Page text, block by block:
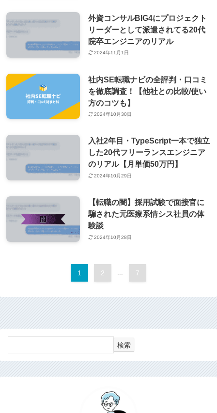
外資コンサルBIG4にプロジェクト
リーダーとして派遣されてる20代
院卒エンジニアのリアル
2024年11月1日
社内SE転職ナビの全評判・口コミ
を徹底調査！【他社との比較/使い
方のコツも】
2024年10月30日
入社2年目・TypeScript一本で独立
した20代フリーランスエンジニア
のリアル【月単価50万円】
2024年10月29日
【転職の闇】採用試験で面接官に
騙された元医療系情シス社員の体
験談
2024年10月28日
1 2 7
検索